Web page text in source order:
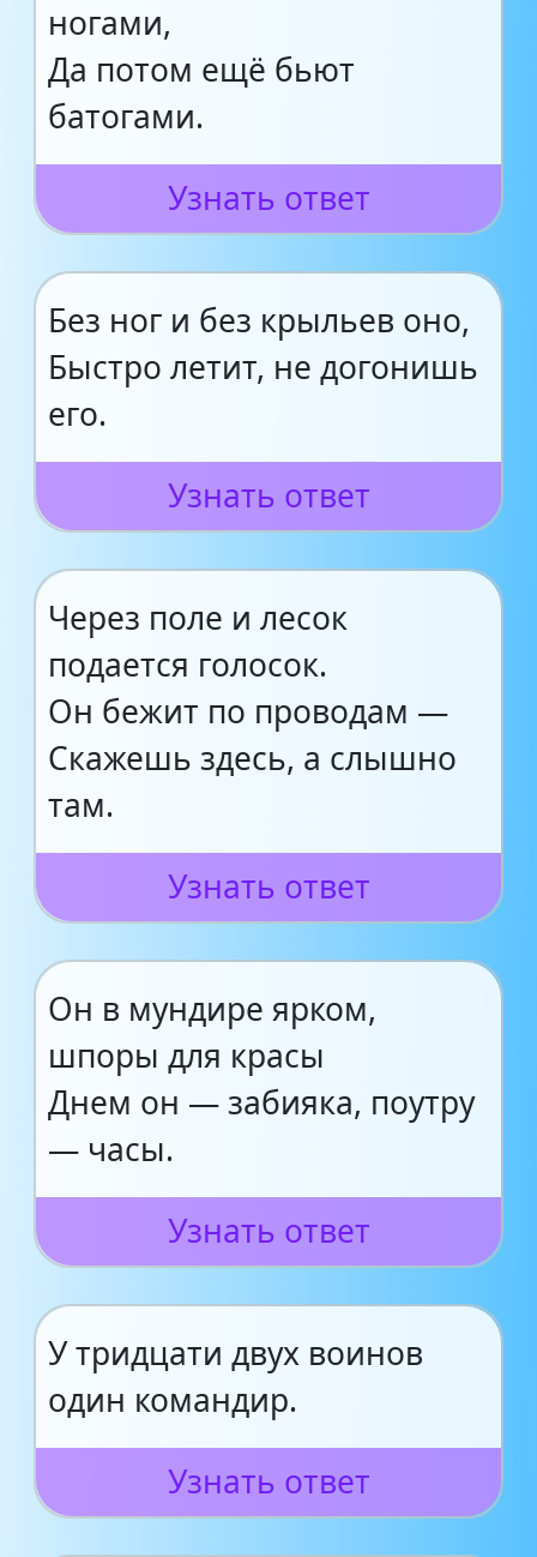
ногами,
Да потом ещё бьют
батогами.
Узнать ответ
Без ног и без крыльев оно,
Быстро летит, не догонишь
его.
Узнать ответ
Через поле и лесок
подается голосок.
Он бежит по проводам —
Скажешь здесь, а слышно
там.
Узнать ответ
Он в мундире ярком,
шпоры для красы
Днем он — забияка, поутру
— часы.
Узнать ответ
У тридцати двух воинов
один командир.
Узнать ответ